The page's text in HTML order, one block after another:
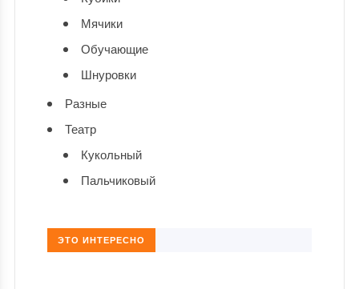
Мячики
Обучающие
Шнуровки
Разные
Театр
Кукольный
Пальчиковый
ЭТО ИНТЕРЕСНО